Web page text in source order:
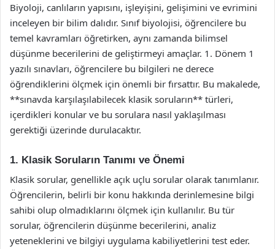
Biyoloji, canlıların yapısını, işleyişini, gelişimini ve evrimini
inceleyen bir bilim dalıdır. Sınıf biyolojisi, öğrencilere bu
temel kavramları öğretirken, aynı zamanda bilimsel
düşünme becerilerini de geliştirmeyi amaçlar. 1. Dönem 1
yazılı sınavları, öğrencilere bu bilgileri ne derece
öğrendiklerini ölçmek için önemli bir fırsattır. Bu makalede,
**sınavda karşılaşılabilecek klasik soruların** türleri,
içerdikleri konular ve bu sorulara nasıl yaklaşılması
gerektiği üzerinde durulacaktır.
1. Klasik Soruların Tanımı ve Önemi
Klasik sorular, genellikle açık uçlu sorular olarak tanımlanır.
Öğrencilerin, belirli bir konu hakkında derinlemesine bilgi
sahibi olup olmadıklarını ölçmek için kullanılır. Bu tür
sorular, öğrencilerin düşünme becerilerini, analiz
yeteneklerini ve bilgiyi uygulama kabiliyetlerini test eder.